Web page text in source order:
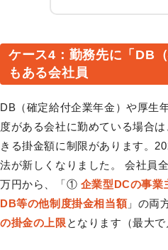
ケース4：勤務先に「DB
もある会社員
DB（確定給付企業年金）や厚生
度がある会社に勤めている場合
きる掛金額に制限があります。
法が新しくなりました。 会社員
万円から、「① 企業型DCの事業
DB等の他制度掛金相当額」の両
の掛金の上限 となります（最大で